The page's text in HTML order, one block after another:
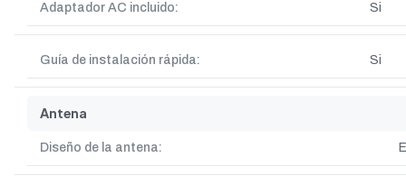
Adaptador AC incluido: Si
Guía de instalación rápida: Si
Antena
Diseño de la antena: